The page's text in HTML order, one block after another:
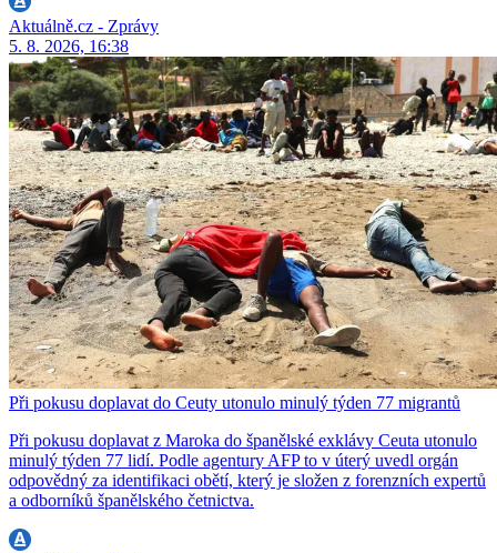
Aktuálně.cz - Zprávy
5. 8. 2026, 16:38
Při pokusu doplavat do Ceuty utonulo minulý týden 77 migrantů
Při pokusu doplavat z Maroka do španělské exklávy Ceuta utonulo
minulý týden 77 lidí. Podle agentury AFP to v úterý uvedl orgán
odpovědný za identifikaci obětí, který je složen z forenzních expertů
a odborníků španělského četnictva.